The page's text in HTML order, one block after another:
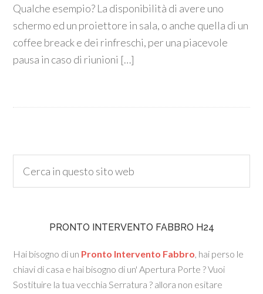
Qualche esempio? La disponibilità di avere uno
schermo ed un proiettore in sala, o anche quella di un
coffee breack e dei rinfreschi, per una piacevole
pausa in caso di riunioni […]
PRONTO INTERVENTO FABBRO H24
Hai bisogno di un Pronto Intervento Fabbro, hai perso le
chiavi di casa e hai bisogno di un' Apertura Porte ? Vuoi
Sostituire la tua vecchia Serratura ? allora non esitare